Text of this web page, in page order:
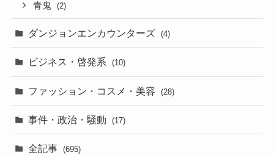
青鬼 (2)
ダンジョンエンカウンターズ (4)
ビジネス・啓発系 (10)
ファッション・コスメ・美容 (28)
事件・政治・騒動 (17)
全記事 (695)